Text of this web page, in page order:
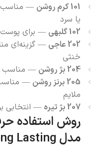
101 کرم روشن
— مناسب
یا سرد
102 گلبهی
— برای
202 عاجی
— گزینه‌ای
خنثی
204 بژ روشن
— مناسب
205 برنز روشن
— مناسب
ملایم
207 بژ تیره
— انتخابی
روش استفاده
مدل Lasting